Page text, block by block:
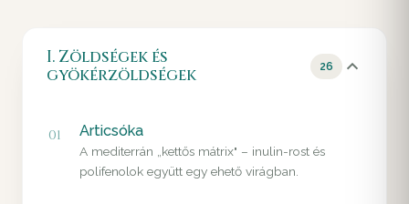
I. Zöldségek és
gyökérzöldségek
26
01 Articsóka
A mediterrán „kettős mátrix" – inulin-rost és
polifenolok együtt egy ehető virágban.